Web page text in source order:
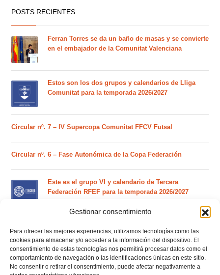
Gestionar consentimiento
Para ofrecer las mejores experiencias, utilizamos tecnologías como las
cookies para almacenar y/o acceder a la información del dispositivo. El
consentimiento de estas tecnologías nos permitirá procesar datos como el
comportamiento de navegación o las identificaciones únicas en este sitio.
No consentir o retirar el consentimiento, puede afectar negativamente a
POSTS RECIENTES
Ferran Torres se da un baño de masas y se convierte
en el embajador de la Comunitat Valenciana
Estos son los dos grupos y calendarios de Lliga
Comunitat para la temporada 2026/2027
Circular nº. 7 – IV Supercopa Comunitat FFCV Futsal
Circular nº. 6 – Fase Autonómica de la Copa Federación
Este es el grupo VI y calendario de Tercera
Federación RFEF para la temporada 2026/2027
fútbol sala de la temporada 2026/2027
El calendario del grupo VI de Tercera Federación